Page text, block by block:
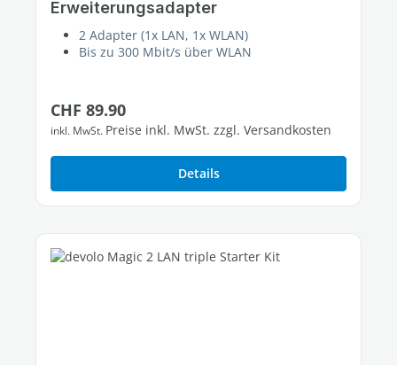
Erweiterungsadapter
2 Adapter (1x LAN, 1x WLAN)
Bis zu 300 Mbit/s über WLAN
Regulärer Preis:
CHF 89.90
inkl. MwSt. Preise inkl. MwSt. zzgl. Versandkosten
Details